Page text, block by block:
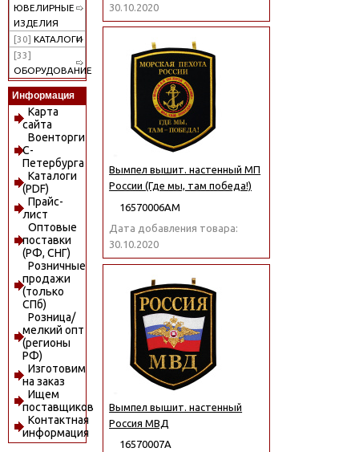
ЮВЕЛИРНЫЕ
ИЗДЕЛИЯ
[30] КАТАЛОГИ
[33]
ОБОРУДОВАНИЕ
Информация
Карта
сайта
Военторги
С-
Петербурга
Каталоги
(PDF)
Прайс-
лист
Оптовые
поставки
(РФ, СНГ)
Розничные
продажи
(только
СПб)
Розница/
мелкий опт
(регионы
РФ)
Изготовим
на заказ
Ищем
поставщиков
Контактная
информация
30.10.2020
Вымпел вышит. настенный МП
России (Где мы, там победа!)
16570006АМ
Дата добавления товара:
30.10.2020
Вымпел вышит. настенный
Россия МВД
16570007А